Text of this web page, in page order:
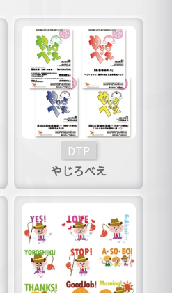
DTP
やじろべえ